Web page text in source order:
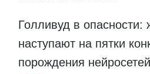
Голливуд в
наступают на пятки
порождения нейросетей